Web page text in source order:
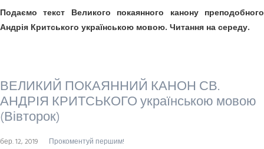
Подаємо текст Великого покаянного канону преподобного
Андрія Критського українською мовою. Читання на середу.
ВЕЛИКИЙ ПОКАЯННИЙ КАНОН СВ.
АНДРІЯ КРИТСЬКОГО українською мовою
(Вівторок)
бер. 12, 2019 Прокоментуй першим!